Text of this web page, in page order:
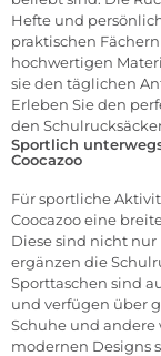
Hefte und
praktischen
hochwertigen
sie den täglichen
Erleben Sie den
den
Sportlich
Coocazoo
Für sportliche
Coocazoo eine
Diese sind nicht
ergänzen die
Sporttaschen sind
und verfügen über
Schuhe und
modernen Designs